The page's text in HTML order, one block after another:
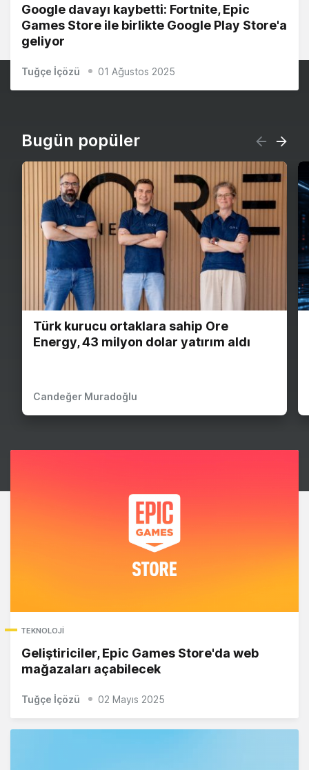
Google davayı kaybetti: Fortnite, Epic
Games Store ile birlikte Google Play Store'a
geliyor
Tuğçe İçözü 01 Ağustos 2025
Bugün popüler
Türk kurucu ortaklara sahip Ore
Energy, 43 milyon dolar yatırım aldı
Candeğer Muradoğlu
TEKNOLOJI
Geliştiriciler, Epic Games Store'da web
mağazaları açabilecek
Tuğçe İçözü 02 Mayıs 2025